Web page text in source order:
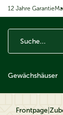
12 Jahre Garantie
Gewächshäuser
Frontpage